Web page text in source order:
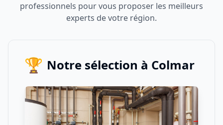
professionnels pour vous proposer les meilleurs
experts de votre région.
🏆 Notre sélection à Colmar